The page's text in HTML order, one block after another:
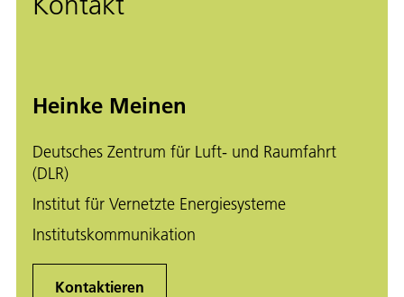
Heinke Meinen
Deutsches Zentrum für Luft- und Raumfahrt
(DLR)
Institut für Vernetzte Energiesysteme
Institutskommunikation
Kontaktieren